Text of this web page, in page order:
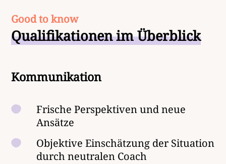
Good to know
Qualifikationen im Überblick
Kommunikation
Frische Perspektiven und neue
Ansätze
Objektive Einschätzung der Situation
durch neutralen Coach